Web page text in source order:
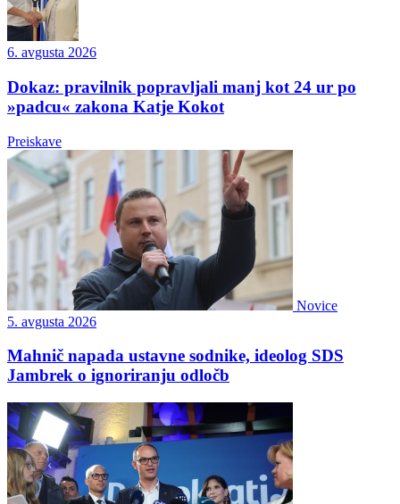
6. avgusta 2026
Dokaz: pravilnik popravljali manj kot 24 ur po
»padcu« zakona Katje Kokot
Preiskave
Novice
5. avgusta 2026
Mahnič napada ustavne sodnike, ideolog SDS
Jambrek o ignoriranju odločb